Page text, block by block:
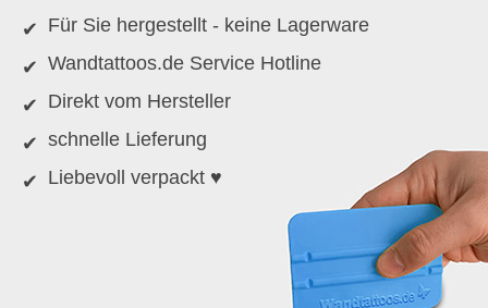
Für Sie hergestellt - keine Lagerware
Wandtattoos.de Service Hotline
Direkt vom Hersteller
schnelle Lieferung
Liebevoll verpackt ♥